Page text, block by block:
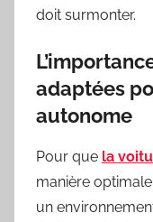
doit surmonter.
adaptées
autonome
Pour que la
manière
un